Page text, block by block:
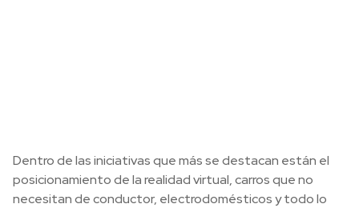
Dentro de las iniciativas que más se destacan están el
posicionamiento de la realidad virtual, carros que no
necesitan de conductor, electrodomésticos y todo lo